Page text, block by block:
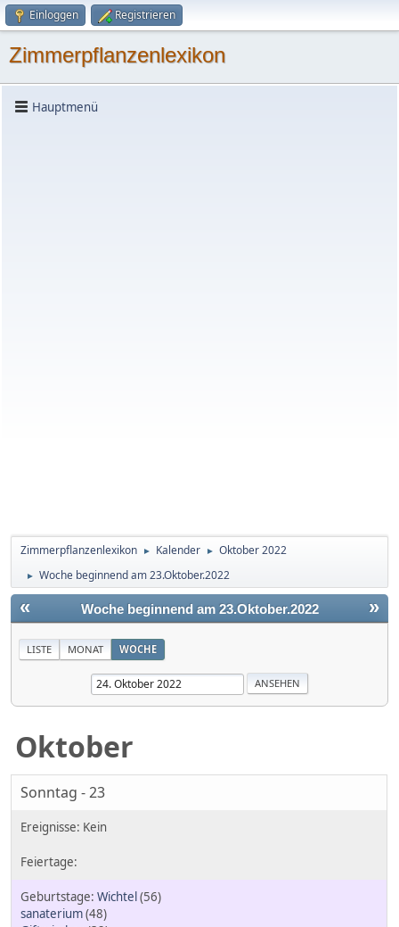
Einloggen Registrieren
Zimmerpflanzenlexikon
Hauptmenü
Zimmerpflanzenlexikon ► Kalender ► Oktober 2022
► Woche beginnend am 23.Oktober.2022
« »
Woche beginnend am 23.Oktober.2022
LISTE MONAT WOCHE
Oktober
Sonntag - 23
Wichtel (56)
sanaterium(48)